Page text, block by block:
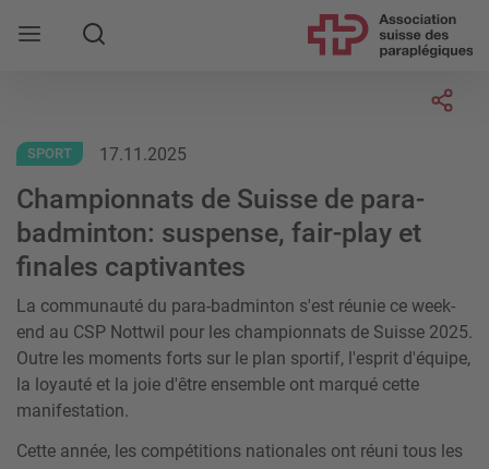
Rechercher
SPORT 17.11.2025
Championnats de Suisse de para-
badminton: suspense, fair-play et
finales captivantes
La communauté du para-badminton s'est réunie ce week-
end au CSP Nottwil pour les championnats de Suisse 2025.
Outre les moments forts sur le plan sportif, l'esprit d'équipe,
la loyauté et la joie d'être ensemble ont marqué cette
manifestation.
Cette année, les compétitions nationales ont réuni tous les